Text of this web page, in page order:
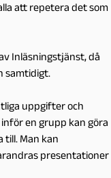
att repetera det som
Inläsningstjänst, då
samtidigt.
uppgifter och
en grupp kan göra
till. Man kan
presentationer